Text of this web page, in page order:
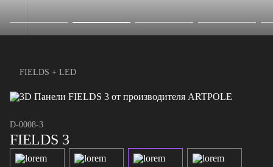
FIELDS + LED
D-0008-3
FIELDS 3